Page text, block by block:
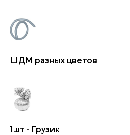
ШДМ разных цветов
1шт - Грузик